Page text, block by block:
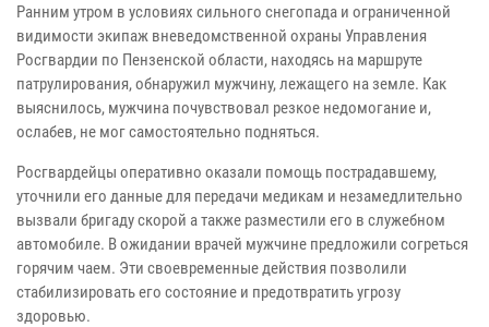
Ранним утром в условиях сильного снегопада и ограниченной
видимости экипаж вневедомственной охраны Управления
Росгвардии по Пензенской области, находясь на маршруте
патрулирования, обнаружил мужчину, лежащего на земле. Как
выяснилось, мужчина почувствовал резкое недомогание и,
ослабев, не мог самостоятельно подняться.
Росгвардейцы оперативно оказали помощь пострадавшему,
уточнили его данные для передачи медикам и незамедлительно
вызвали бригаду скорой а также разместили его в служебном
автомобиле. В ожидании врачей мужчине предложили согреться
горячим чаем. Эти своевременные действия позволили
стабилизировать его состояние и предотвратить угрозу
здоровью.